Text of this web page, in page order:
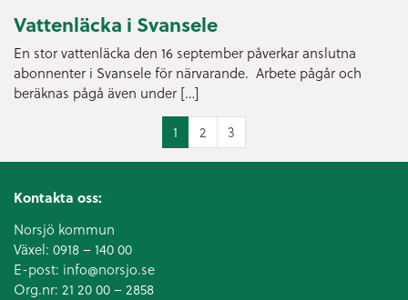
Vattenläcka i Svansele
En stor vattenläcka den 16 september påverkar anslutna
abonnenter i Svansele för närvarande. Arbete pågår och
beräknas pågå även under […]
Aktuell sida
1 Sida
2 Sida
3
Kontakta oss:
Norsjö kommun
Växel: 0918 – 140 00
E-post: info@norsjo.se
Org.nr: 21 20 00 – 2858